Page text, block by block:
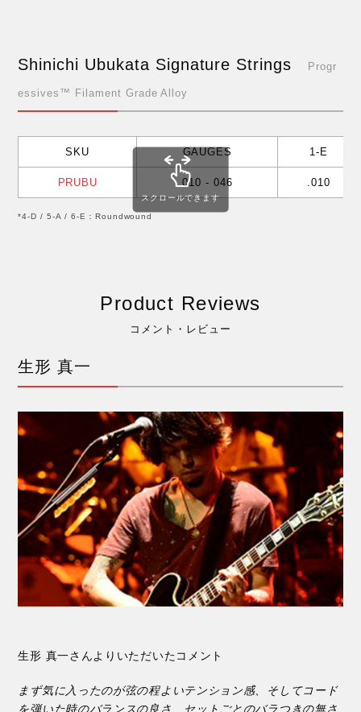
Shinichi Ubukata Signature Strings Progr
essives™ Filament Grade Alloy
SKU GAUGES 1-E
PRUBU 010 - 046 .010
*4-D / 5-A / 6-E：Roundwound
スクロールできます
Product Reviews
コメント・レビュー
生形 真一
生形 真一さんよりいただいたコメント
まず気に入ったのが弦の程よいテンション感、そしてコード
を弾いた時のバランスの良さ、セットごとのバラつきの無さ